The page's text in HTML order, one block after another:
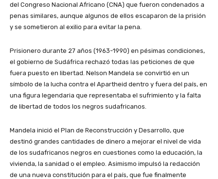
del Congreso Nacional Africano (CNA) que fueron condenados a
penas similares, aunque algunos de ellos escaparon de la prisión
y se sometieron al exilio para evitar la pena.
Prisionero durante 27 años (1963-1990) en pésimas condiciones,
el gobierno de Sudáfrica rechazó todas las peticiones de que
fuera puesto en libertad. Nelson Mandela se convirtió en un
símbolo de la lucha contra el Apartheid dentro y fuera del país, en
una figura legendaria que representaba el sufrimiento y la falta
de libertad de todos los negros sudafricanos.
Mandela inició el Plan de Reconstrucción y Desarrollo, que
destinó grandes cantidades de dinero a mejorar el nivel de vida
de los sudafricanos negros en cuestiones como la educación, la
vivienda, la sanidad o el empleo. Asimismo impulsó la redacción
de una nueva constitución para el país, que fue finalmente